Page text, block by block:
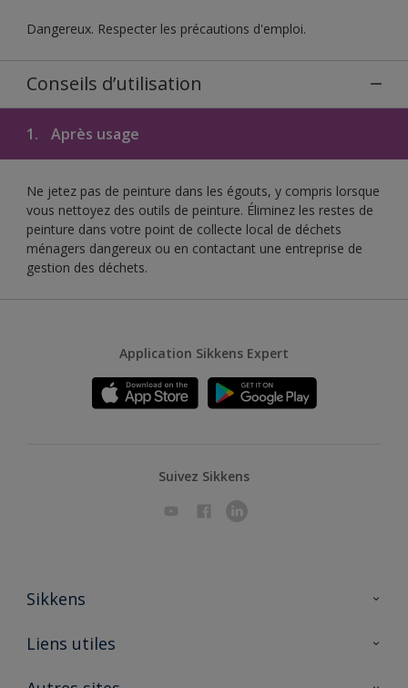
Dangereux. Respecter les précautions d'emploi.
Conseils d’utilisation
1. Après usage
Ne jetez pas de peinture dans les égouts, y compris lorsque
vous nettoyez des outils de peinture. Éliminez les restes de
peinture dans votre point de collecte local de déchets
ménagers dangereux ou en contactant une entreprise de
gestion des déchets.
Application Sikkens Expert
Suivez Sikkens
Sikkens
A propos de Sikkens
Liens utiles
Ouvrir un magasin PASS